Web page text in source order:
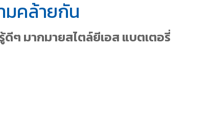
มคล้ายกัน
ดีๆ มากมายสไตล์ยีเอส แบตเตอรี่